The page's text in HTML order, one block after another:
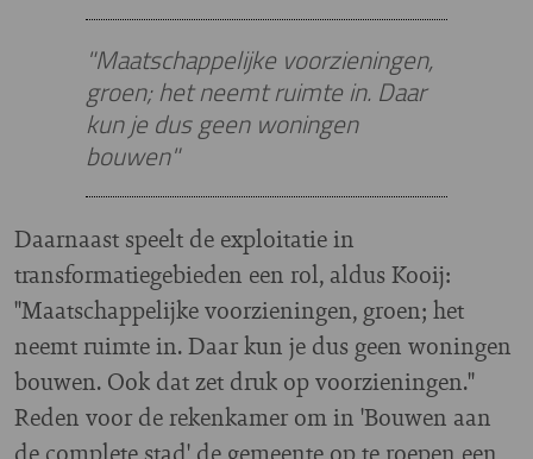
"Maatschappelijke voorzieningen,
groen; het neemt ruimte in. Daar
kun je dus geen woningen
bouwen"
Daarnaast speelt de exploitatie in
transformatiegebieden een rol, aldus Kooij:
"Maatschappelijke voorzieningen, groen; het
neemt ruimte in. Daar kun je dus geen woningen
bouwen. Ook dat zet druk op voorzieningen."
Reden voor de rekenkamer om in 'Bouwen aan